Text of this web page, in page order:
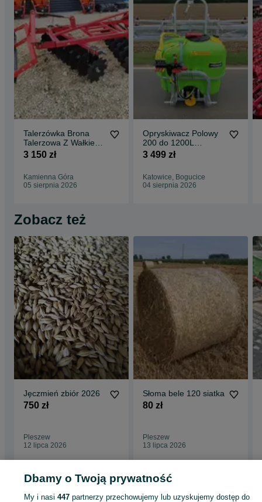
Talerzówka Brona
Talerzowa Z Wałkiem
Strunowym Strumyk
3 150 zł
Kamienna Góra
05 sierpnia 2026
Opryskiwacz Polowy
200 do 1200L
Zawieszany Z
3 499 zł
Katowice, Bogucice
04 sierpnia 2026
Zobacz też
Jęczmień zbiór 2026
750 zł
Pleszew
12 lipca 2026
Słoma bele 120 siatka
80 zł
Pleszew
13 lipca 2026
Strona główna Rolnictwo Części do maszyn rolniczych
rolniczych - Wielkopolskie
Części do maszyn rolniczych - Pleszew
Dbamy o Twoją prywatność
My i nasi447 partnerzy przechowujemy lub uzyskujemy dostęp do